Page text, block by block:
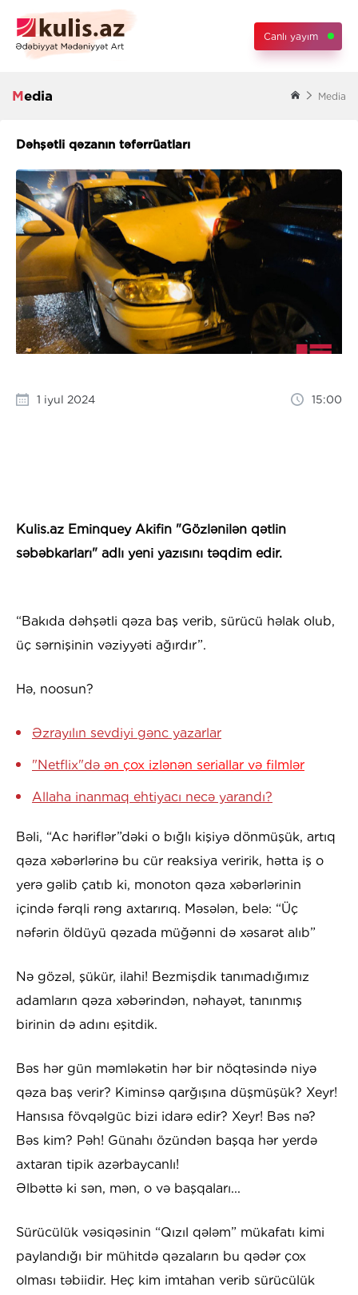
Canlı yayım
Media Media
Dəhşətli qəzanın təfərrüatları
1 iyul 2024 15:00
Kulis.az Eminquey Akifin "Gözlənilən qətlin
səbəbkarları" adlı yeni yazısını təqdim edir.
“Bakıda dəhşətli qəza baş verib, sürücü həlak olub,
üç sərnişinin vəziyyəti ağırdır”.
Hə, noosun?
Əzrayılın sevdiyi gənc yazarlar
"Netflix"də ən çox izlənən seriallar və filmlər
Allaha inanmaq ehtiyacı necə yarandı?
Bəli, “Ac həriflər”dəki o bığlı kişiyə dönmüşük, artıq
qəza xəbərlərinə bu cür reaksiya veririk, hətta iş o
yerə gəlib çatıb ki, monoton qəza xəbərlərinin
içində fərqli rəng axtarırıq. Məsələn, belə: “Üç
nəfərin öldüyü qəzada müğənni də xəsarət alıb”
Nə gözəl, şükür, ilahi! Bezmişdik tanımadığımız
adamların qəza xəbərindən, nəhayət, tanınmış
birinin də adını eşitdik.
Bəs hər gün məmləkətin hər bir nöqtəsində niyə
qəza baş verir? Kiminsə qarğışına düşmüşük? Xeyr!
Hansısa fövqəlgüc bizi idarə edir? Xeyr! Bəs nə?
Bəs kim? Pəh! Günahı özündən başqa hər yerdə
axtaran tipik azərbaycanlı!
Əlbəttə ki sən, mən, o və başqaları...
Sürücülük vəsiqəsinin “Qızıl qələm” mükafatı kimi
paylandığı bir mühitdə qəzaların bu qədər çox
olması təbiidir. Heç kim imtahan verib sürücülük